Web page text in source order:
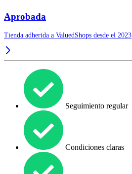
Aprobada
Tienda adherida a ValuedShops desde el 2023
Seguimiento regular
Condiciones claras